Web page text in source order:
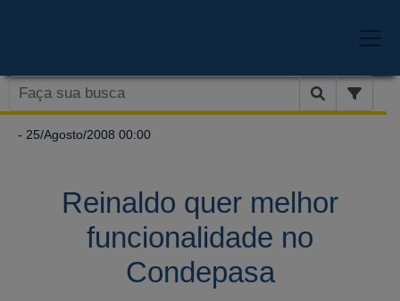
- 25/Agosto/2008 00:00
Reinaldo quer melhor
funcionalidade no
Condepasa